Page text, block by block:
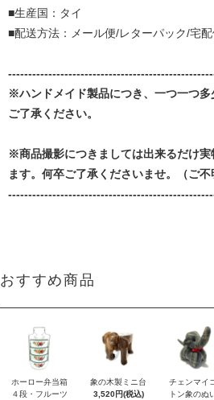
■生産国：タイ
■配送方法：メール便/レターパック/宅
※ハンドメイド製品につき、一つ一つ
ご了承ください。
※商品撮影につきましては出来るだけ
ます。何卒ご了承くださいませ。（ご
おすすめ商品
ホーロー弁当箱
４段・フルーツ
象の木製ミニ台
3,520円(税込)
チェンマイ
トン象のぬ